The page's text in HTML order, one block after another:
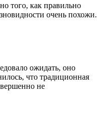
того, как правильно
очень похожи.
ожидать, оно
что традиционная
не